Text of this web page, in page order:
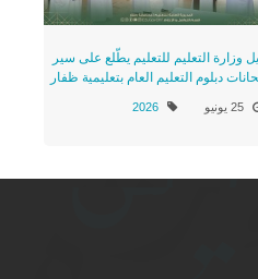
وزارة التعليم للتعليم يطّلع على سير
دبلوم التعليم العام بتعليمية ظفار
25 يونيو 2026